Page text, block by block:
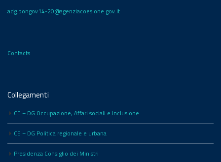
adg.pongov14-20@agenziacoesione.gov.it
Contacts
Collegamenti
CE – DG Occupazione, Affari sociali e Inclusione
CE – DG Politica regionale e urbana
Presidenza Consiglio dei Ministri